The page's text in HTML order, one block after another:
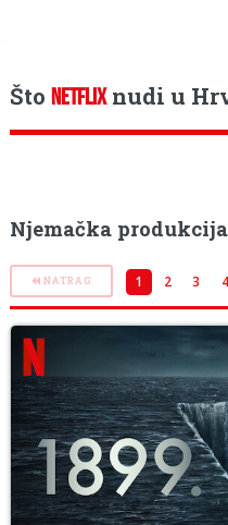
ŠtoNETFLIXnudi u
Njemačka
NATRAG 1 2 3 4
Toggle